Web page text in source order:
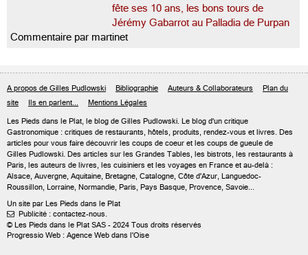
fête ses 10 ans, les bons tours de
Jérémy Gabarrot au Palladia de Purpan
Commentaire par martinet
A propos de Gilles Pudlowski Bibliographie Auteurs & Collaborateurs
Plan du
site
Ils en parlent... Mentions Légales
Les Pieds dans le Plat, le blog de Gilles Pudlowski. Le blog d'un critique
Gastronomique : critiques de restaurants, hôtels, produits, rendez-vous et livres. Des
articles pour vous faire découvrir les coups de coeur et les coups de gueule de
Gilles Pudlowski. Des articles sur les Grandes Tables, les bistrots, les restaurants à
Paris, les auteurs de livres, les cuisiniers et les voyages en France et au-delà :
Alsace, Auvergne, Aquitaine, Bretagne, Catalogne, Côte d'Azur, Languedoc-
Roussillon, Lorraine, Normandie, Paris, Pays Basque, Provence, Savoie...
Un site par Les Pieds dans le Plat
 Publicité : contactez-nous.
© Les Pieds dans le Plat SAS - 2024 Tous droits réservés
Progressio Web : Agence Web dans l'Oise